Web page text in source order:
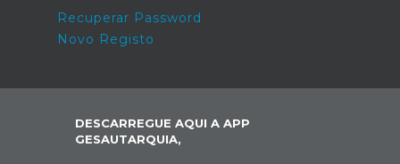
Recuperar Password
Novo Registo
DESCARREGUE AQUI A APP
GESAUTARQUIA,